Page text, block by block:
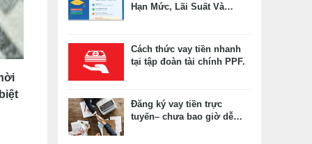
Hạn Mức, Lãi Suất Và
Cách thức vay tiền nhanh
tại tập đoàn tài chính PPF.
Đăng ký vay tiền trực
tuyến– chưa bao giờ dễ